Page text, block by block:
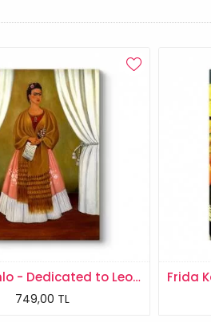
Frida Kahlo - Dedicated to Leon Trotsky Tablosu
749,00 TL